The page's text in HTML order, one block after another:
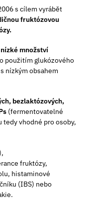
s cílem vyrábět
fruktózovou
množství
použitím glukózového
nízkým obsahem
bezlaktózových,
(fermentovatelné
vhodné pro osoby,
fruktózy,
histaminové
(IBS) nebo